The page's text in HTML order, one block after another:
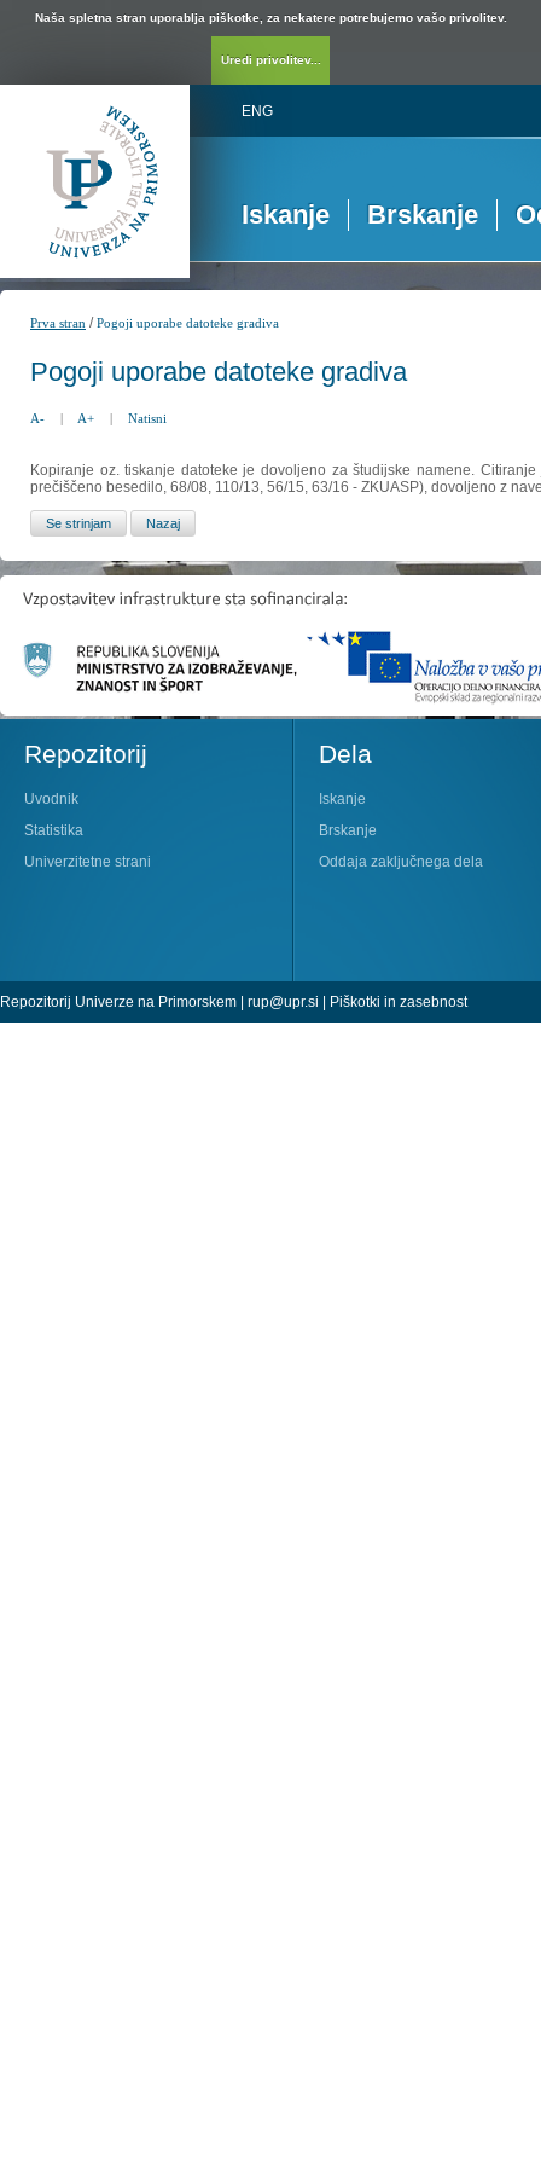
Naša spletna stran uporablja piškotke, za nekatere potrebujemo vašo privolitev.
Uredi privolitev...
ENG
Iskanje Brskanje
Prva stran /Pogoji uporabe datoteke gradiva
Pogoji uporabe datoteke gradiva
A- | A+ | Natisni
Kopiranje oz. tiskanje datoteke je dovoljeno za študijske namene.
prečiščeno besedilo, 68/08, 110/13, 56/15, 63/16 - ZKUASP), dovoljeno z
Repozitorij
Uvodnik
Statistika
Univerzitetne strani
Dela
Iskanje
Brskanje
Oddaja zaključnega dela
Repozitorij Univerze na Primorskem | rup@upr.si | Piškotki in zasebnost